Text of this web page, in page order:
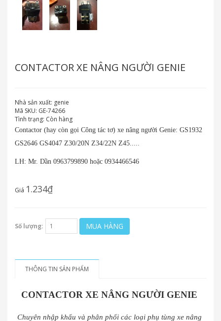
CONTACTOR XE NÂNG NGƯỜI GENIE
Nhà sản xuất: genie
Mã SKU: GE-74266
Tình trạng: Còn hàng
Contactor (hay còn gọi Công tác tơ) xe nâng người Genie: GS1932
GS2646 GS4047 Z30/20N Z34/22N Z45.....
LH: Mr. Dần 0963799890 hoặc 0934466546
Giá 1.234₫
Số lượng: MUA HÀNG
THÔNG TIN SẢN PHẨM
CONTACTOR XE NÂNG NGƯỜI GENIE
Chuyên nhập khẩu và phân phối các loại phụ tùng xe nâng